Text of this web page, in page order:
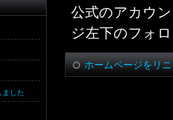
公式のアカウ
ジ左下のフォ
ホームページをリ
ました